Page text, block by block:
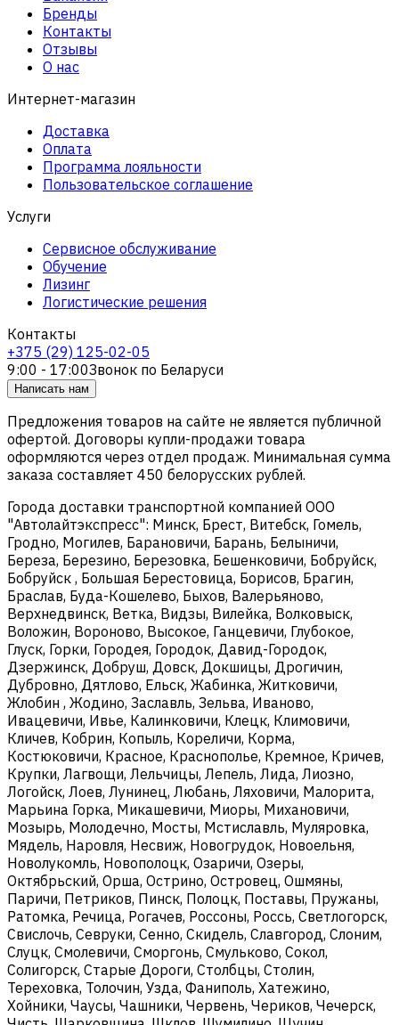
Бренды
Контакты
Отзывы
О нас
Интернет-магазин
Доставка
Оплата
Программа лояльности
Пользовательское соглашение
Услуги
Сервисное обслуживание
Обучение
Лизинг
Логистические решения
Контакты
+375 (29) 125-02-05
9:00 - 17:00Звонок по Беларуси
Написать нам
Предложения товаров на сайте не является публичной
офертой. Договоры купли-продажи товара
оформляются через отдел продаж. Минимальная сумма
заказа составляет 450 белорусских рублей.
Города доставки транспортной компанией ООО
"Автолайтэкспресс": Минск, Брест, Витебск, Гомель,
Гродно, Могилев, Барановичи, Барань, Белыничи,
Береза, Березино, Березовка, Бешенковичи, Бобруйск,
Бобруйск , Большая Берестовица, Борисов, Брагин,
Браслав, Буда-Кошелево, Быхов, Валерьяново,
Верхнедвинск, Ветка, Видзы, Вилейка, Волковыск,
Воложин, Вороново, Высокое, Ганцевичи, Глубокое,
Глуск, Горки, Городея, Городок, Давид-Городок,
Дзержинск, Добруш, Довск, Докшицы, Дрогичин,
Дубровно, Дятлово, Ельск, Жабинка, Житковичи,
Жлобин , Жодино, Заславль, Зельва, Иваново,
Ивацевичи, Ивье, Калинковичи, Клецк, Климовичи,
Кличев, Кобрин, Копыль, Кореличи, Корма,
Костюковичи, Красное, Краснополье, Кремное, Кричев,
Крупки, Лагвощи, Лельчицы, Лепель, Лида, Лиозно,
Логойск, Лоев, Лунинец, Любань, Ляховичи, Малорита,
Марьина Горка, Микашевичи, Миоры, Михановичи,
Мозырь, Молодечно, Мосты, Мстиславль, Муляровка,
Мядель, Наровля, Несвиж, Новогрудок, Новоельня,
Новолукомль, Новополоцк, Озаричи, Озеры,
Октябрьский, Орша, Острино, Островец, Ошмяны,
Паричи, Петриков, Пинск, Полоцк, Поставы, Пружаны,
Ратомка, Речица, Рогачев, Россоны, Россь, Светлогорск,
Свислочь, Севруки, Сенно, Скидель, Славгород, Слоним,
Слуцк, Смолевичи, Сморгонь, Смульково, Сокол,
Солигорск, Старые Дороги, Столбцы, Столин,
Тереховка, Толочин, Узда, Фаниполь, Хатежино,
Хойники, Чаусы, Чашники, Червень, Чериков, Чечерск,